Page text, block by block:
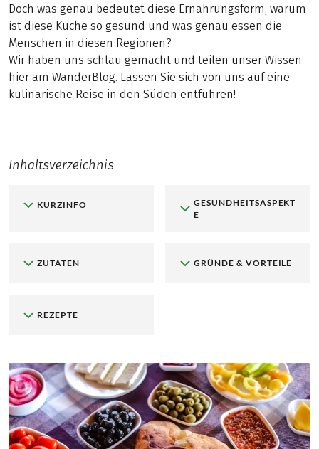
Doch was genau bedeutet diese Ernährungsform, warum
ist diese Küche so gesund und was genau essen die
Menschen in diesen Regionen?
Wir haben uns schlau gemacht und teilen unser Wissen
hier am WanderBlog. Lassen Sie sich von uns auf eine
kulinarische Reise in den Süden entführen!
Inhaltsverzeichnis
KURZINFO
GESUNDHEITSASPEKT
E
ZUTATEN GRÜNDE & VORTEILE
REZEPTE